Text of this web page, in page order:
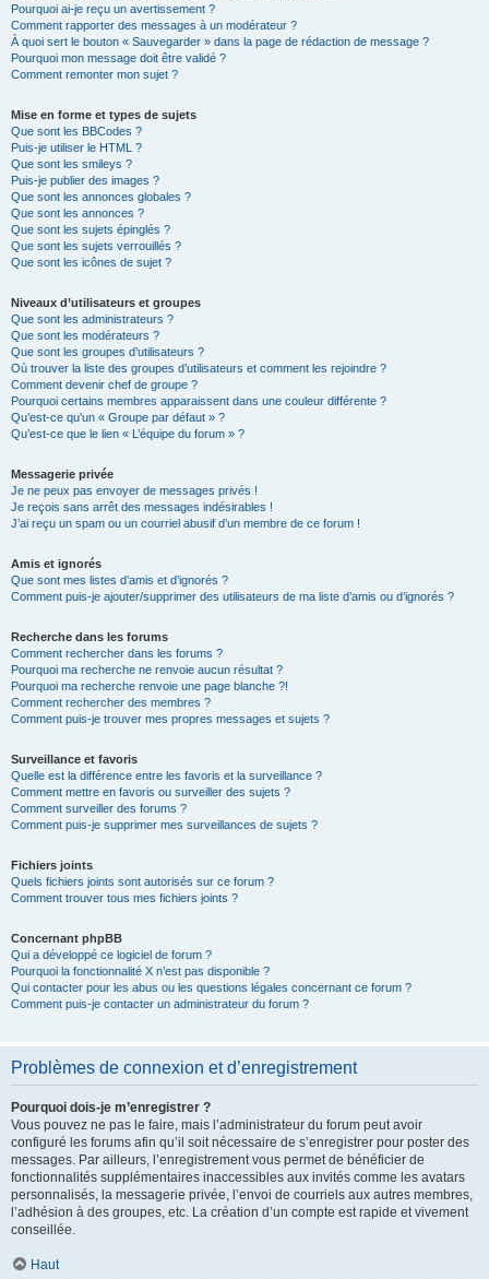
Pourquoi ai-je reçu un avertissement ?
Comment rapporter des messages à un modérateur ?
À quoi sert le bouton « Sauvegarder » dans la page de rédaction de message ?
Pourquoi mon message doit être validé ?
Comment remonter mon sujet ?
Mise en forme et types de sujets
Que sont les BBCodes ?
Puis-je utiliser le HTML ?
Que sont les smileys ?
Puis-je publier des images ?
Que sont les annonces globales ?
Que sont les annonces ?
Que sont les sujets épinglés ?
Que sont les sujets verrouillés ?
Que sont les icônes de sujet ?
Niveaux d’utilisateurs et groupes
Que sont les administrateurs ?
Que sont les modérateurs ?
Que sont les groupes d’utilisateurs ?
Où trouver la liste des groupes d’utilisateurs et comment les rejoindre ?
Comment devenir chef de groupe ?
Pourquoi certains membres apparaissent dans une couleur différente ?
Qu’est-ce qu’un « Groupe par défaut » ?
Qu’est-ce que le lien « L’équipe du forum » ?
Messagerie privée
Je ne peux pas envoyer de messages privés !
Je reçois sans arrêt des messages indésirables !
J’ai reçu un spam ou un courriel abusif d’un membre de ce forum !
Amis et ignorés
Que sont mes listes d’amis et d’ignorés ?
Comment puis-je ajouter/supprimer des utilisateurs de ma liste d’amis ou d’ignorés ?
Recherche dans les forums
Comment rechercher dans les forums ?
Pourquoi ma recherche ne renvoie aucun résultat ?
Pourquoi ma recherche renvoie une page blanche ?!
Comment rechercher des membres ?
Comment puis-je trouver mes propres messages et sujets ?
Surveillance et favoris
Quelle est la différence entre les favoris et la surveillance ?
Comment mettre en favoris ou surveiller des sujets ?
Comment surveiller des forums ?
Comment puis-je supprimer mes surveillances de sujets ?
Fichiers joints
Quels fichiers joints sont autorisés sur ce forum ?
Comment trouver tous mes fichiers joints ?
Concernant phpBB
Qui a développé ce logiciel de forum ?
Pourquoi la fonctionnalité X n’est pas disponible ?
Qui contacter pour les abus ou les questions légales concernant ce forum ?
Comment puis-je contacter un administrateur du forum ?
Problèmes de connexion et d’enregistrement
Pourquoi dois-je m’enregistrer ?
Vous pouvez ne pas le faire, mais l’administrateur du forum peut avoir
configuré les forums afin qu’il soit nécessaire de s’enregistrer pour poster des
messages. Par ailleurs, l’enregistrement vous permet de bénéficier de
fonctionnalités supplémentaires inaccessibles aux invités comme les avatars
personnalisés, la messagerie privée, l’envoi de courriels aux autres membres,
l’adhésion à des groupes, etc. La création d’un compte est rapide et vivement
conseillée.
Haut